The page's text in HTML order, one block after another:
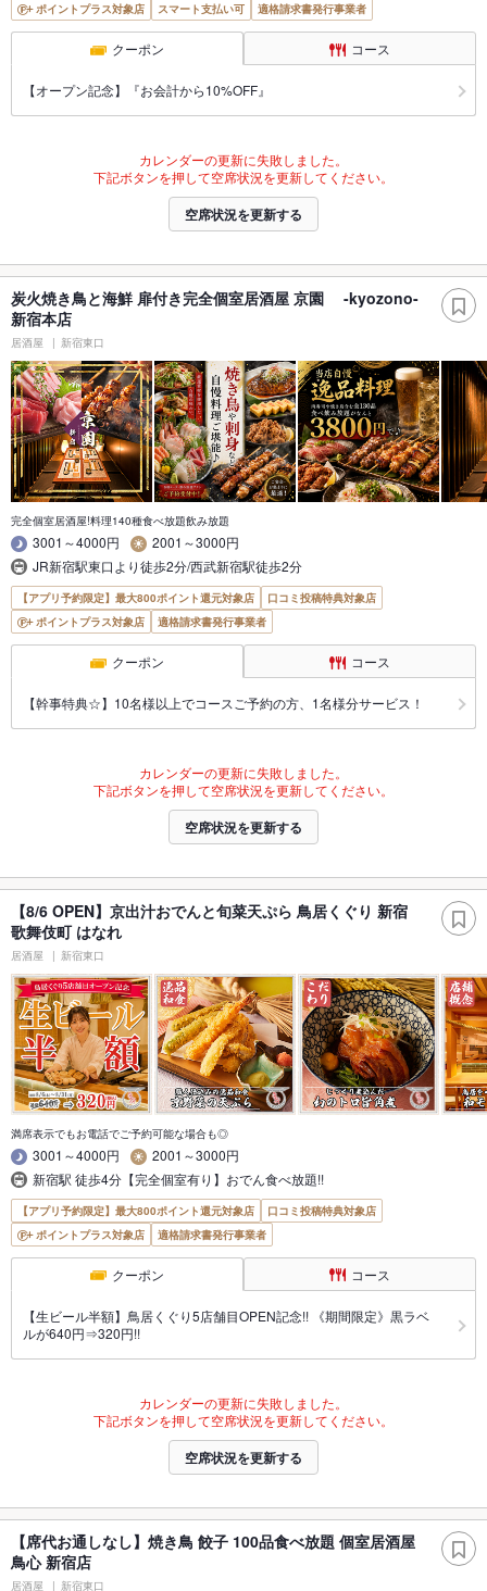
ポイントプラス対象店
スマート支払い可 適格請求書発行事業者
クーポン コース
【オープン記念】『お会計から10%OFF』
カレンダーの更新に失敗しました。
下記ボタンを押して空席状況を更新してください。
空席状況を更新する
炭火焼き鳥と海鮮 扉付き完全個室居酒屋 京園 -kyozono-
新宿本店
居酒屋 新宿東口
完全個室居酒屋!料理140種食べ放題飲み放題
3001～4000円
2001～3000円
JR新宿駅東口より徒歩2分/西武新宿駅徒歩2分
【アプリ予約限定】最大800ポイント還元対象店
口コミ投稿特典対象店
ポイントプラス対象店
適格請求書発行事業者
クーポン コース
【幹事特典☆】10名様以上でコースご予約の方、1名様分サービス！
カレンダーの更新に失敗しました。
下記ボタンを押して空席状況を更新してください。
空席状況を更新する
【8/6 OPEN】京出汁おでんと旬菜天ぷら 鳥居くぐり 新宿
歌舞伎町 はなれ
居酒屋 新宿東口
満席表示でもお電話でご予約可能な場合も◎
3001～4000円
2001～3000円
新宿駅 徒歩4分【完全個室有り】おでん食べ放題!!
【アプリ予約限定】最大800ポイント還元対象店
口コミ投稿特典対象店
ポイントプラス対象店
適格請求書発行事業者
クーポン コース
【生ビール半額】鳥居くぐり5店舗目OPEN記念!! 《期間限定》黒ラベ
ルが640円⇒320円!!
カレンダーの更新に失敗しました。
下記ボタンを押して空席状況を更新してください。
空席状況を更新する
【席代お通しなし】焼き鳥 餃子 100品食べ放題 個室居酒屋
鳥心 新宿店
居酒屋 新宿東口